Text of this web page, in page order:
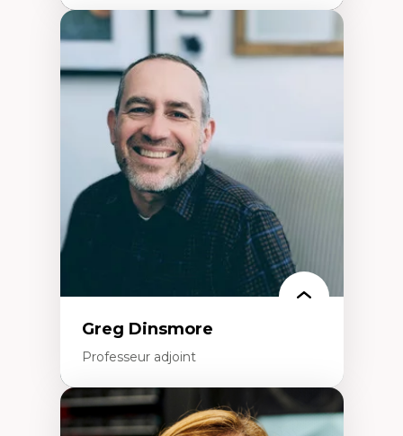
Expertises
Démocratisation des nouvelles
technologies et biotechnologies
Données ouvertes
Bioart, programmation et électronique
créatives
Histoire sociale et culturelle des
technologies numériques
Résistances et droits numériques
Internet des objets
Métavers
Problématiques relatives à l’intelligence
artificielle, l’apprentissage machine et les
Féminismes et nouvelles technologies
Greg Dinsmore
Professeur adjoint
Expertises